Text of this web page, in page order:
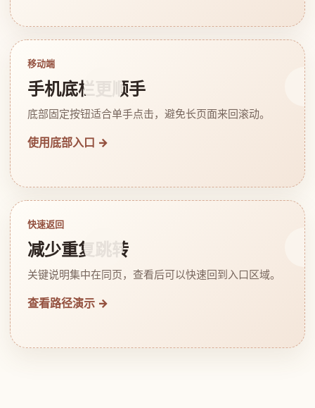
移动端
手机底栏更顺手
底部固定按钮适合单手点击，避免长页面来回滚动。
使用底部入口 →
快速返回
减少重复跳转
关键说明集中在同页，查看后可以快速回到入口区域。
查看路径演示 →